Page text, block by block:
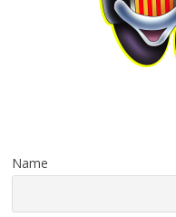
Name